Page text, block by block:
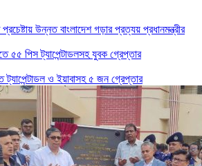
প্রচেষ্টায় উন্নত বাংলাদেশ গড়ার প্রত্যয় প্রধানমন্ত্রীর
৫৫ পিস ট্যাপেন্টাডলসহ যুবক গ্রেপ্তার
ট্যাপেন্টাডল ও ইয়াবাসহ ৫ জন গ্রেপ্তার